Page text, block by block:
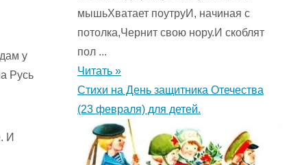
у
Русь
И
мышьХватает поутруИ, начиная с
потолка,Чернит свою нору.И скоблят
пол ...
Читать »
Стихи на День защитника Отечества
(23 февраля) для детей.